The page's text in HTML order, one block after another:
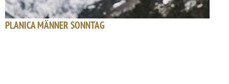
PLANICA MÄNNER SONNTAG